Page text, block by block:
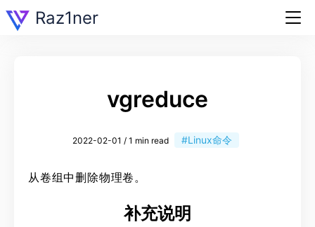
Raz1ner
vgreduce
2022-02-01 / 1 min read #Linux命令
从卷组中删除物理卷。
补充说明